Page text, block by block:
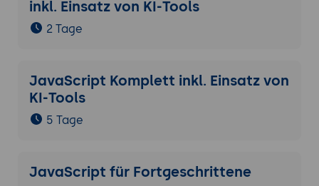
inkl. Einsatz von KI-Tools
2 Tage
JavaScript Komplett inkl. Einsatz von
KI-Tools
5 Tage
JavaScript für Fortgeschrittene